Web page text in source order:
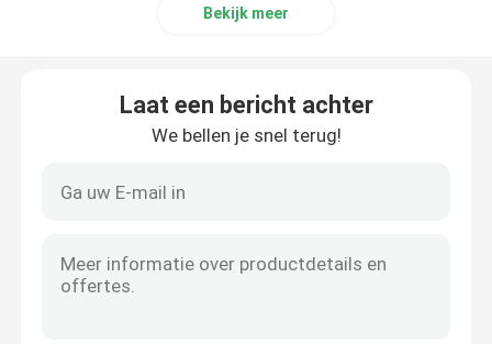
Neem contact met ons op
Nieuws
Gevallen
Bekijk meer
Laat een bericht achter
We bellen je snel terug!